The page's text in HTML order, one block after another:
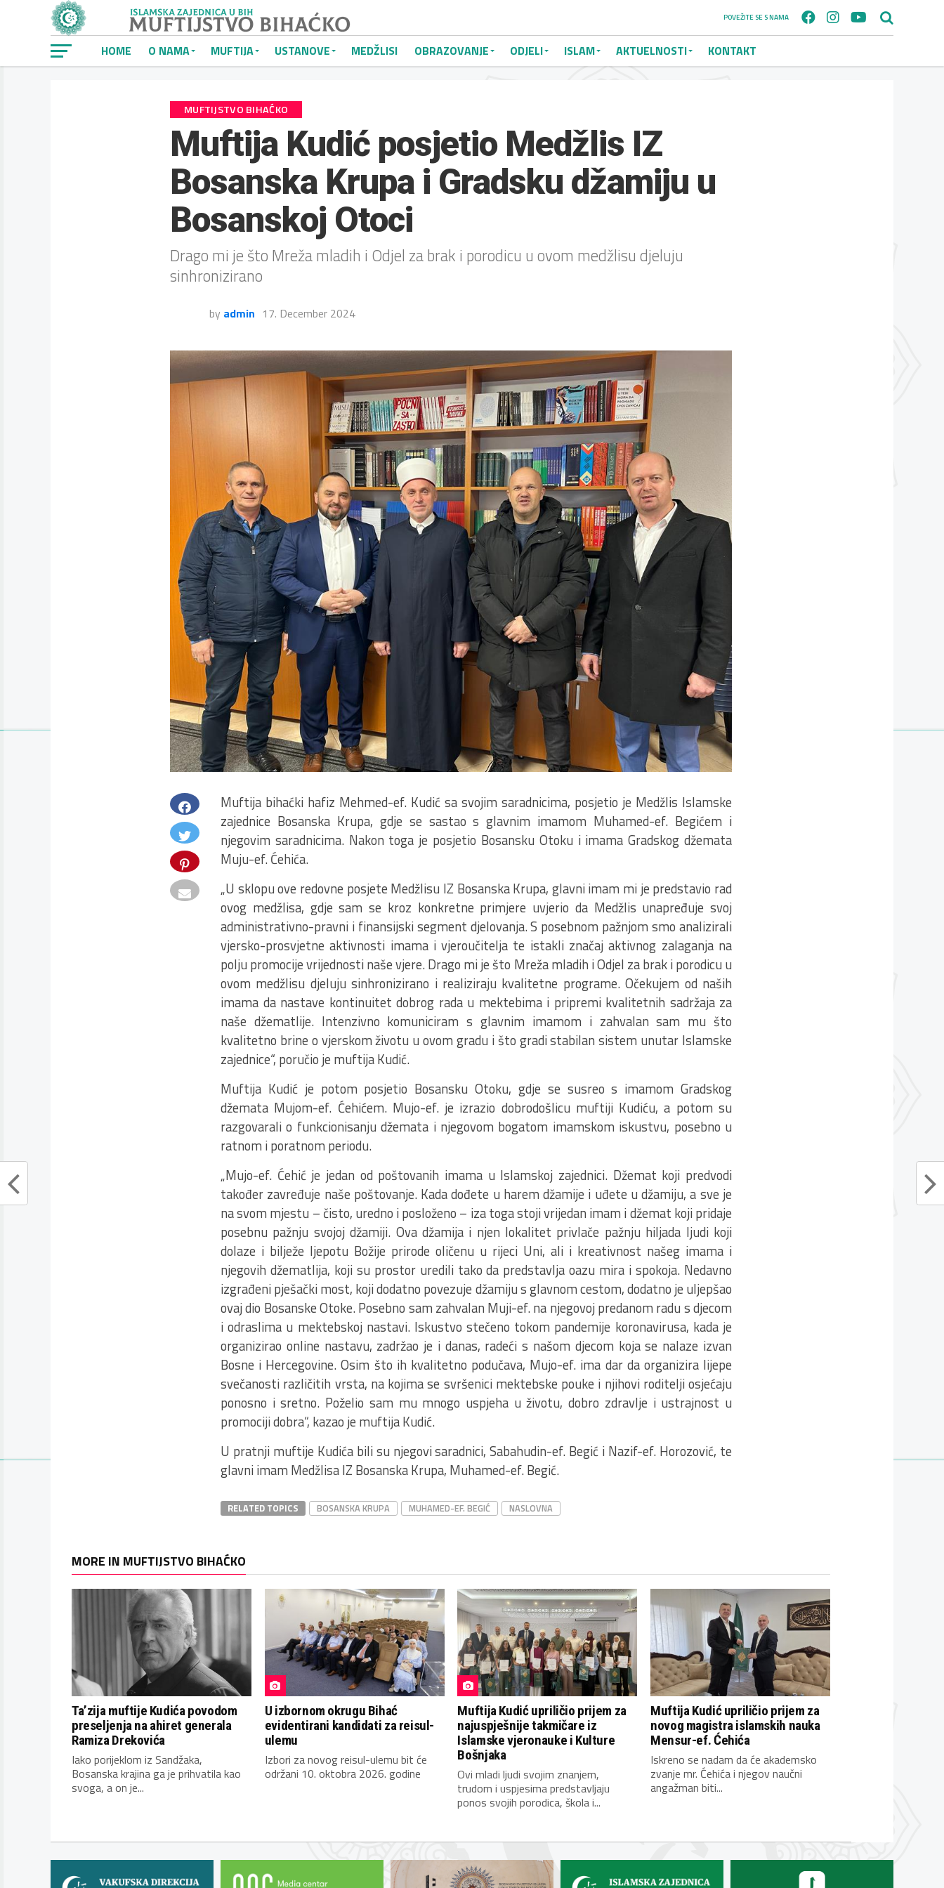
POVEŽITE SE S NAMA
HOME O NAMA MUFTIJA USTANOVE MEDŽLISI OBRAZOVANJE ODJELI ISLAM AKTUELNOSTI KONTAKT
MUFTIJSTVO BIHAĆKO
Muftija Kudić posjetio Medžlis IZ
Bosanska Krupa i Gradsku džamiju u
Bosanskoj Otoci
Drago mi je što Mreža mladih i Odjel za brak i porodicu u ovom medžlisu djeluju
sinhronizirano
by admin 17. December 2024
Muftija bihaćki hafiz Mehmed-ef. Kudić sa svojim saradnicima, posjetio je Medžlis Islamske
zajednice Bosanska Krupa, gdje se sastao s glavnim imamom Muhamed-ef. Begićem i
njegovim saradnicima. Nakon toga je posjetio Bosansku Otoku i imama Gradskog džemata
Muju-ef. Ćehića.
„U sklopu ove redovne posjete Medžlisu IZ Bosanska Krupa, glavni imam mi je predstavio rad
ovog medžlisa, gdje sam se kroz konkretne primjere uvjerio da Medžlis unapređuje svoj
administrativno-pravni i finansijski segment djelovanja. S posebnom pažnjom smo analizirali
vjersko-prosvjetne aktivnosti imama i vjeroučitelja te istakli značaj aktivnog zalaganja na
polju promocije vrijednosti naše vjere. Drago mi je što Mreža mladih i Odjel za brak i porodicu u
ovom medžlisu djeluju sinhronizirano i realiziraju kvalitetne programe. Očekujem od naših
imama da nastave kontinuitet dobrog rada u mektebima i pripremi kvalitetnih sadržaja za
naše džematlije. Intenzivno komuniciram s glavnim imamom i zahvalan sam mu što
kvalitetno brine o vjerskom životu u ovom gradu i što gradi stabilan sistem unutar Islamske
zajednice“, poručio je muftija Kudić.
Muftija Kudić je potom posjetio Bosansku Otoku, gdje se susreo s imamom Gradskog
džemata Mujom-ef. Ćehićem. Mujo-ef. je izrazio dobrodošlicu muftiji Kudiću, a potom su
razgovarali o funkcionisanju džemata i njegovom bogatom imamskom iskustvu, posebno u
ratnom i poratnom periodu.
„Mujo-ef. Ćehić je jedan od poštovanih imama u Islamskoj zajednici. Džemat koji predvodi
također zavređuje naše poštovanje. Kada dođete u harem džamije i uđete u džamiju, a sve je
na svom mjestu – čisto, uredno i posloženo – iza toga stoji vrijedan imam i džemat koji pridaje
posebnu pažnju svojoj džamiji. Ova džamija i njen lokalitet privlače pažnju hiljada ljudi koji
dolaze i bilježe ljepotu Božije prirode oličenu u rijeci Uni, ali i kreativnost našeg imama i
njegovih džematlija, koji su prostor uredili tako da predstavlja oazu mira i spokoja. Nedavno
izgrađeni pješački most, koji dodatno povezuje džamiju s glavnom cestom, dodatno je uljepšao
ovaj dio Bosanske Otoke. Posebno sam zahvalan Muji-ef. na njegovoj predanom radu s djecom
i odraslima u mektebskoj nastavi. Iskustvo stečeno tokom pandemije koronavirusa, kada je
organizirao online nastavu, zadržao je i danas, radeći s našom djecom koja se nalaze izvan
Bosne i Hercegovine. Osim što ih kvalitetno podučava, Mujo-ef. ima dar da organizira lijepe
svečanosti različitih vrsta, na kojima se svršenici mektebske pouke i njihovi roditelji osjećaju
ponosno i sretno. Poželio sam mu mnogo uspjeha u životu, dobro zdravlje i ustrajnost u
promociji dobra“, kazao je muftija Kudić.
U pratnji muftije Kudića bili su njegovi saradnici, Sabahudin-ef. Begić i Nazif-ef. Horozović, te
glavni imam Medžlisa IZ Bosanska Krupa, Muhamed-ef. Begić.
RELATED TOPICS BOSANSKA KRUPA MUHAMED-EF. BEGIĆ NASLOVNA
MORE IN MUFTIJSTVO BIHAĆKO
Ta’zija muftije Kudića povodom
preseljenja na ahiret generala
Ramiza Drekovića
Iako porijeklom iz Sandžaka,
Bosanska krajina ga je prihvatila kao
svoga, a on je...
U izbornom okrugu Bihać
evidentirani kandidati za reisul-
ulemu
Izbori za novog reisul-ulemu bit će
održani 10. oktobra 2026. godine
Muftija Kudić upriličio prijem za
najuspješnije takmičare iz
Islamske vjeronauke i Kulture
Bošnjaka
Ovi mladi ljudi svojim znanjem,
trudom i uspjesima predstavljaju
ponos svojih porodica, škola i...
Muftija Kudić upriličio prijem za
novog magistra islamskih nauka
Mensur-ef. Ćehića
Iskreno se nadam da će akademsko
zvanje mr. Ćehića i njegov naučni
angažman biti...